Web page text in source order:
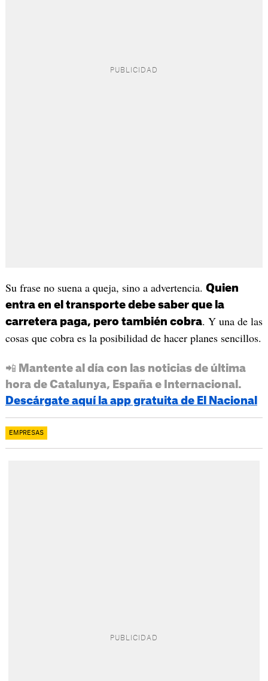
Su frase no suena a queja, sino a advertencia. Quien
entra en el transporte debe saber que la
carretera paga, pero también cobra. Y una de las
cosas que cobra es la posibilidad de hacer planes sencillos.
📲 Mantente al día con las noticias de última
hora de Catalunya, España e Internacional.
Descárgate aquí la app gratuita de El Nacional
EMPRESAS